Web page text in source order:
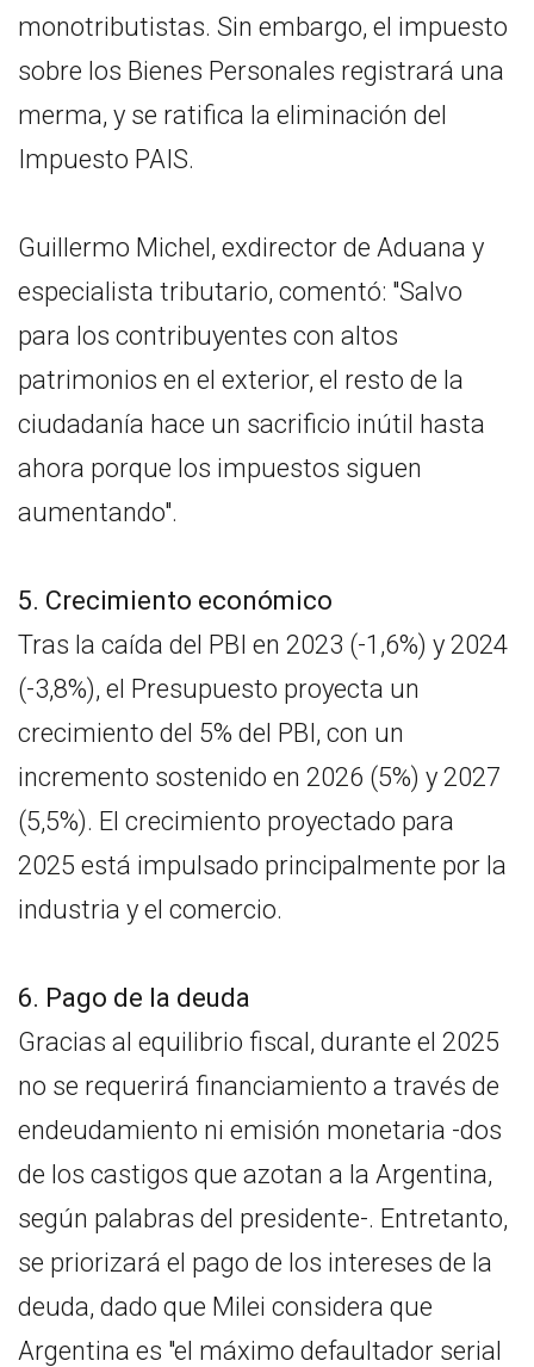
monotributistas. Sin embargo, el impuesto
sobre los Bienes Personales registrará una
merma, y se ratifica la eliminación del
Impuesto PAIS.
Guillermo Michel, exdirector de Aduana y
especialista tributario, comentó: "Salvo
para los contribuyentes con altos
patrimonios en el exterior, el resto de la
ciudadanía hace un sacrificio inútil hasta
ahora porque los impuestos siguen
aumentando".
5. Crecimiento económico
Tras la caída del PBI en 2023 (-1,6%) y 2024
(-3,8%), el Presupuesto proyecta un
crecimiento del 5% del PBI, con un
incremento sostenido en 2026 (5%) y 2027
(5,5%). El crecimiento proyectado para
2025 está impulsado principalmente por la
industria y el comercio.
6. Pago de la deuda
Gracias al equilibrio fiscal, durante el 2025
no se requerirá financiamiento a través de
endeudamiento ni emisión monetaria -dos
de los castigos que azotan a la Argentina,
según palabras del presidente-. Entretanto,
se priorizará el pago de los intereses de la
deuda, dado que Milei considera que
Argentina es "el máximo defaultador serial